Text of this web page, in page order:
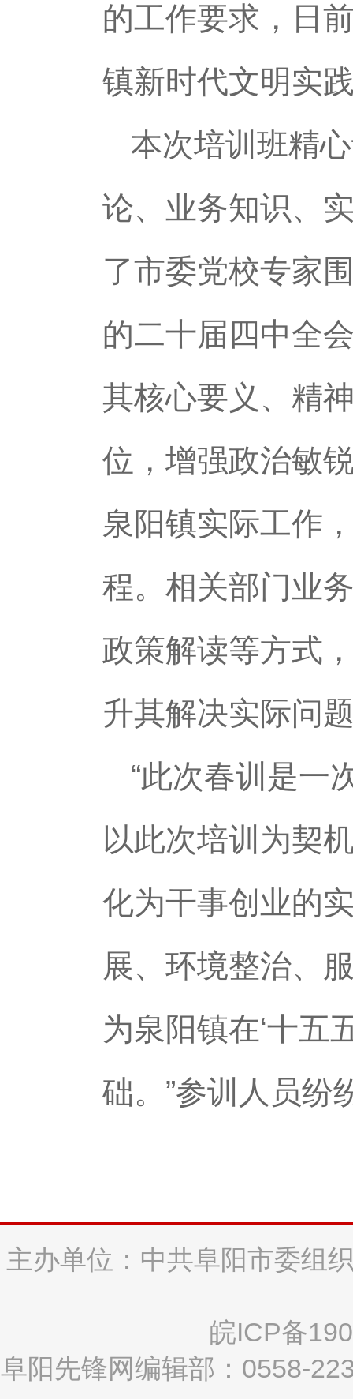
的工作要求，日
镇新时代文明实
本次培训班精
论、业务知识、
了市委党校专家
的二十届四中全
其核心要义、精
位，增强政治敏
泉阳镇实际工作
程。相关部门业
政策解读等方式
升其解决实际问
“此次春训是一
以此次培训为契
化为干事创业的
展、环境整治、
为泉阳镇在‘十五
础。”参训人员纷
主办单位：中共阜阳市委组
皖ICP备
阜阳先锋网编辑部：0558-